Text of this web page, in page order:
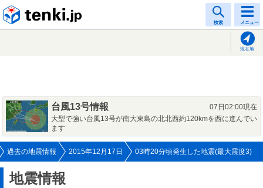
検索 メニュー
現在地
台風13号情報
07日02:00現在
大型で強い台風13号が南大東島の北北西約120kmを西に進んでい
ます
過去の地震情報 2015年12月17日 03時20分頃発生した地震(最大震度3)
地震情報